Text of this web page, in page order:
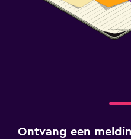
Ontvang een